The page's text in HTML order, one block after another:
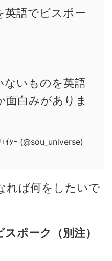
英語でビスポー
ないものを英語
面白みがありま
ﾀｰ (@sou_universe)
れば何をしたいで
ポーク（別注）